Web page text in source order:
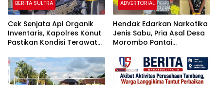
BERITA SULTRA
Cek Senjata Api Organik
Inventaris, Kapolres Konut
Pastikan Kondisi Terawat
ADVERTORIAL
Hendak Edarkan Narkotika
Jenis Sabu, Pria Asal Desa
Morombo Pantai